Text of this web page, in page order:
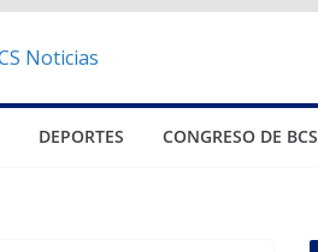
DEPORTES CONGRESO DE BCS